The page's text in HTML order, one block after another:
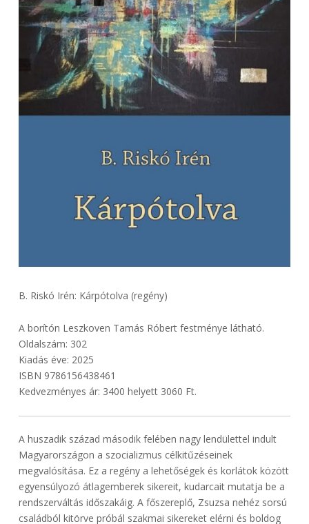
B. Riskó Irén: Kárpótolva (regény)
A borítón Leszkoven Tamás Róbert festménye látható.
Oldalszám: 302
Kiadás éve: 2025
ISBN 9786156438461
Kedvezményes ár: 3400 helyett 3060 Ft.
A huszadik század második felében nagy lendülettel indult
Magyarországon a szocializmus célkitűzéseinek
megvalósítása. Ez a regény a lehetőségek és korlátok között
egyensúlyozó átlagemberek sikereit, kudarcait mutatja be a
rendszerváltás időszakáig. A főszereplő, Zsuzsa nehéz sorsú
családból kitörve próbál szakmai sikereket elérni és boldog